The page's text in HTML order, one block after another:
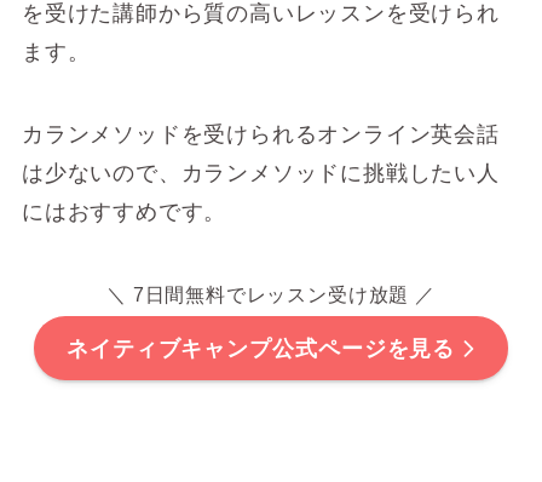
を受けた講師から質の高いレッスンを受けられ
ます。
カランメソッドを受けられるオンライン英会話
は少ないので、カランメソッドに挑戦したい人
にはおすすめです。
＼ 7日間無料でレッスン受け放題 ／
ネイティブキャンプ公式ページを見る